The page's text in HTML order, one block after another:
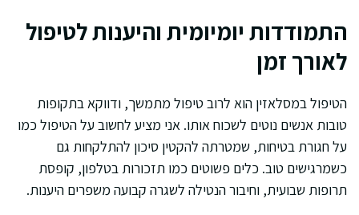
התמודדות יומיומית והיענות לטיפול
לאורך זמן
הטיפול במסלאזין הוא לרוב טיפול מתמשך, ודווקא בתקופות
טובות אנשים נוטים לשכוח אותו. אני מציע לחשוב על הטיפול כמו
על חגורת בטיחות, שמטרתה להקטין סיכון להתלקחות גם
כשמרגישים טוב. כלים פשוטים כמו תזכורות בטלפון, קופסת
תרופות שבועית, וחיבור הנטילה לשגרה קבועה משפרים היענות.